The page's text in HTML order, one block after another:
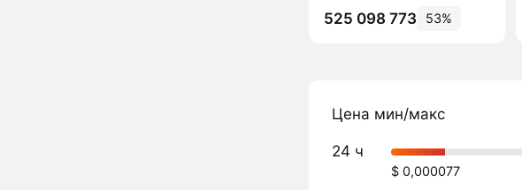
525 098 773
53%
Цена мин/макс
24 ч
$ 0,000077